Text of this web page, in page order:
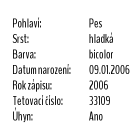
Pohlaví:
Pes
Srst:
hladká
Barva:
bicolor
Datum narození:
09.01.2006
Rok zápisu:
2006
Tetovací číslo:
33109
Úhyn:
Ano